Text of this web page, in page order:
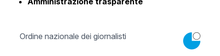
Ordine nazionale dei giornalisti